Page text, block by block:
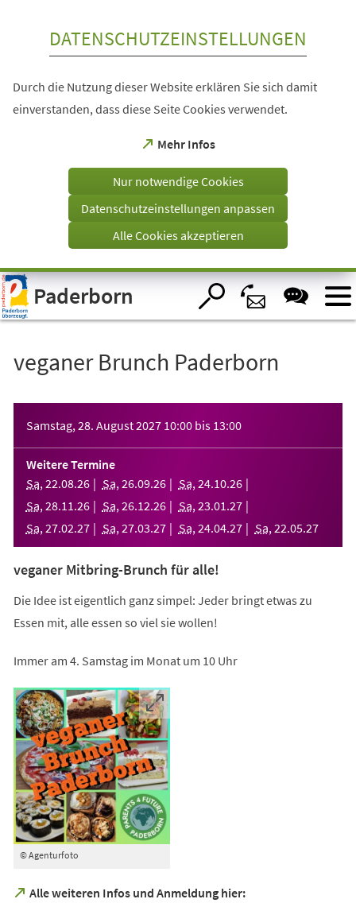
Visuelle
Assistenzsoftware
öffnen.
DATENSCHUTZEINSTELLUNGEN
Durch die Nutzung dieser Website erklären Sie sich damit
einverstanden, dass diese Seite Cookies verwendet.
Mehr Infos
(Öffnet
einem
Tab)
Nur notwendige Cookies
Datenschutzeinstellungen anpassen
Alle Cookies akzeptieren
Paderborn
veganer Brunch Paderborn
Samstag, 28. August 2027 10:00 bis 13:00
Weitere Termine
Sa, 22.08.26 Sa, 26.09.26 Sa, 24.10.26
Sa, 28.11 .26 Sa, 26.12.26 Sa, 23.01 .27
Sa, 27.02.27 Sa, 27.03.27 Sa, 24.04.27 Sa, 22.05.27
veganer Mitbring-Brunch für alle!
Die Idee ist eigentlich ganz simpel: Jeder bringt etwas zu
Essen mit, alle essen so viel sie wollen!
Immer am 4. Samstag im Monat um 10 Uhr
© Agenturfoto
Alle weiteren Infos und Anmeldung hier:
(Öffnet